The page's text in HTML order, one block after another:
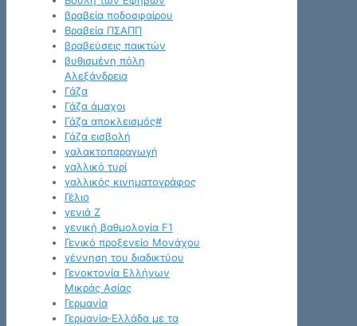
βραβεία ποδοσφαίρου
Βραβεία ΠΣΑΠΠ
βραβεύσεις παικτών
βυθισμένη πόλη
Αλεξάνδρεια
Γάζα
Γάζα άμαχοι
Γάζα αποκλεισμός#
Γάζα εισβολή
γαλακτοπαραγωγή
γαλλικό τυρί
γαλλικός κινηματογράφος
Γέλιο
γενιά Z
γενική βαθμολογία F1
Γενικό προξενείο Μονάχου
γέννηση του διαδικτύου
Γενοκτονία Ελλήνων
Μικράς Ασίας
Γερμανία
Γερμανία-Ελλάδα με τα